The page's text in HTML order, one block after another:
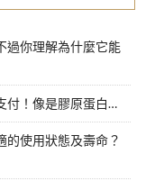
過你理解為什麼它能
付！像是膠原蛋白…
的使用狀態及壽命？